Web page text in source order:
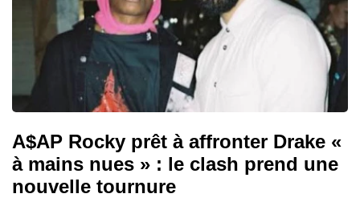
A$AP Rocky prêt à affronter Drake «
à mains nues » : le clash prend une
nouvelle tournure